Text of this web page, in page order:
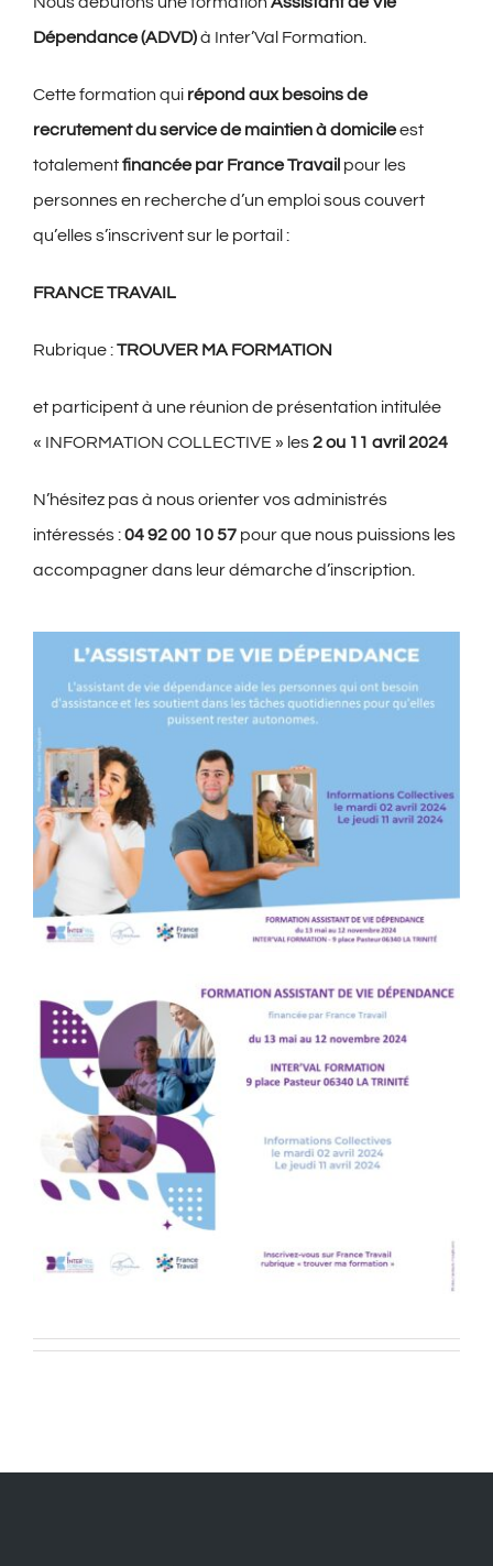
Dépendance (ADVD)à Inter’Val Formation.
Cette formation qui répond aux besoins de
recrutement du service de maintien à domicileest
totalementfinancée par France Travail pour les
personnes en recherche d’un emploi sous couvert
qu’elles s’inscrivent sur le portail :
FRANCE TRAVAIL
Rubrique :TROUVER MA FORMATION
et participent à une réunion de présentation intitulée
« INFORMATION COLLECTIVE » les2 ou 11 avril 2024
N’hésitez pas à nous orienter vos administrés
intéressés :04 92 00 10 57pour que nous puissions les
accompagner dans leur démarche d’inscription.